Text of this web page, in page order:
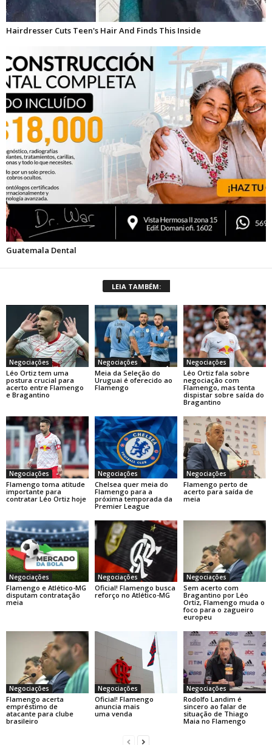
LEIA TAMBÉM:
Negociações
Léo Ortiz tem uma
postura crucial para
acerto entre Flamengo
e Bragantino
Negociações
Meia da Seleção do
Uruguai é oferecido ao
Flamengo
Negociações
Léo Ortiz fala sobre
negociação com
Flamengo, mas tenta
dispistar sobre saída do
Bragantino
Negociações
Flamengo toma atitude
importante para
contratar Léo Ortiz hoje
Negociações
Chelsea quer meia do
Flamengo para a
próxima temporada da
Premier League
Negociações
Flamengo perto de
acerto para saída de
meia
Negociações
Flamengo e Atlético-MG
disputam contratação
meia
Negociações
Oficial! Flamengo busca
reforço no Atlético-MG
Negociações
Sem acerto com
Bragantino por Léo
Ortiz, Flamengo muda o
foco para o zagueiro
europeu
Negociações
Flamengo acerta
empréstimo de
atacante para clube
brasileiro
Negociações
Oficial! Flamengo
anuncia mais
uma venda
Negociações
Rodolfo Landim é
sincero ao falar de
situação de Thiago
Maia no Flamengo